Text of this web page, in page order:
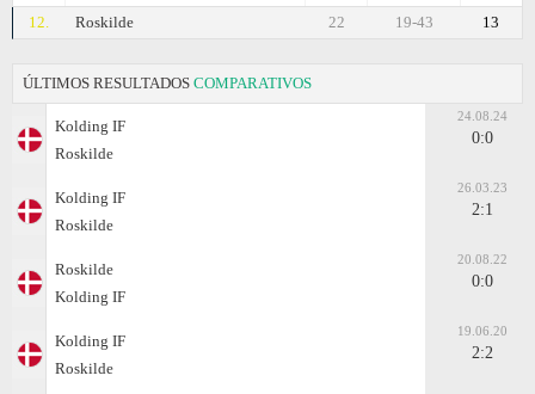
12.
Roskilde 13
19-43
22
ÚLTIMOS RESULTADOS COMPARATIVOS
Kolding IF
Roskilde
24.08.24
0:0
Kolding IF
Roskilde
26.03.23
2:1
Roskilde
Kolding IF
20.08.22
0:0
Kolding IF
Roskilde
19.06.20
2:2